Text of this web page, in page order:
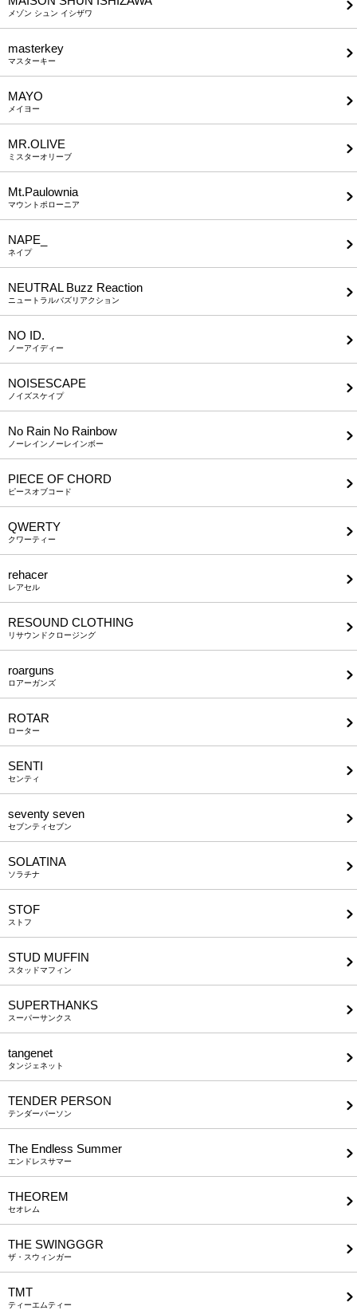
メゾン シュン イシザワ
masterkey
マスターキー
MAYO
メイヨー
MR.OLIVE
ミスターオリーブ
Mt.Paulownia
マウントポローニア
NAPE_
ネイプ
NEUTRAL Buzz Reaction
ニュートラルバズリアクション
NO ID.
ノーアイディー
NOISESCAPE
ノイズスケイプ
No Rain No Rainbow
ノーレインノーレインボー
PIECE OF CHORD
ピースオブコード
QWERTY
クワーティー
rehacer
レアセル
RESOUND CLOTHING
リサウンドクロージング
roarguns
ロアーガンズ
ROTAR
ローター
SENTI
センティ
seventy seven
セブンティセブン
SOLATINA
ソラチナ
STOF
ストフ
STUD MUFFIN
スタッドマフィン
SUPERTHANKS
スーパーサンクス
tangenet
タンジェネット
TENDER PERSON
テンダーパーソン
The Endless Summer
エンドレスサマー
THEOREM
セオレム
THE SWINGGGR
ザ・スウィンガー
TMT
ティーエムティー